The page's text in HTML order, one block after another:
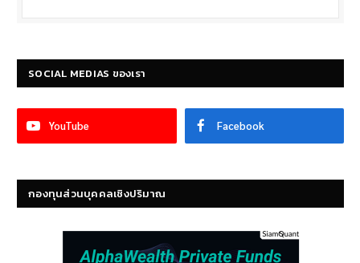
SOCIAL MEDIAS ของเรา
YouTube Facebook
กองทุนส่วนบุคคลเชิงปริมาณ